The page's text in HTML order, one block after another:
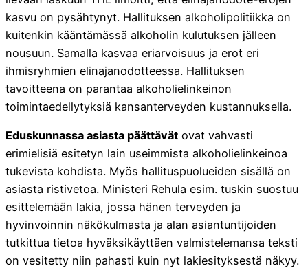
kasvu on pysähtynyt. Hallituksen alkoholipolitiikka on
kuitenkin kääntämässä alkoholin kulutuksen jälleen
nousuun. Samalla kasvaa eriarvoisuus ja erot eri
ihmisryhmien elinajanodotteessa. Hallituksen
tavoitteena on parantaa alkoholielinkeinon
toimintaedellytyksiä kansanterveyden kustannuksella.
Eduskunnassa asiasta päättävät ovat vahvasti
erimielisiä esitetyn lain useimmista alkoholielinkeinoa
tukevista kohdista. Myös hallituspuolueiden sisällä on
asiasta ristivetoa. Ministeri Rehula esim. tuskin suostuu
esittelemään lakia, jossa hänen terveyden ja
hyvinvoinnin näkökulmasta ja alan asiantuntijoiden
tutkittua tietoa hyväksikäyttäen valmistelemansa teksti
on vesitetty niin pahasti kuin nyt lakiesityksestä näkyy.